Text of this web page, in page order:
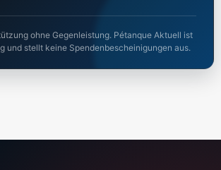
ohne Gegenleistung. Pétanque Aktuell ist
und stellt keine Spendenbescheinigungen aus.